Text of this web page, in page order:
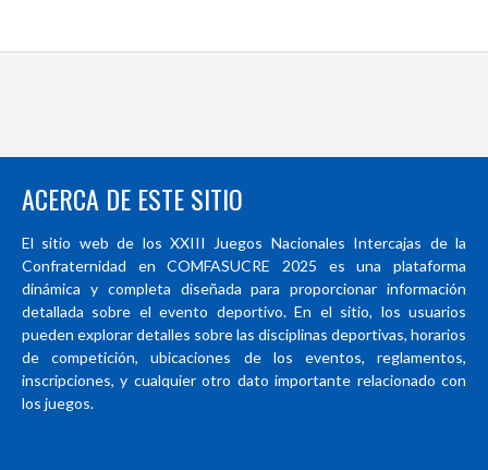
ACERCA DE ESTE SITIO
El sitio web de los XXIII Juegos Nacionales Intercajas de la
Confraternidad en COMFASUCRE 2025 es una plataforma
dinámica y completa diseñada para proporcionar información
detallada sobre el evento deportivo. En el sitio, los usuarios
pueden explorar detalles sobre las disciplinas deportivas, horarios
de competición, ubicaciones de los eventos, reglamentos,
inscripciones, y cualquier otro dato importante relacionado con
los juegos.